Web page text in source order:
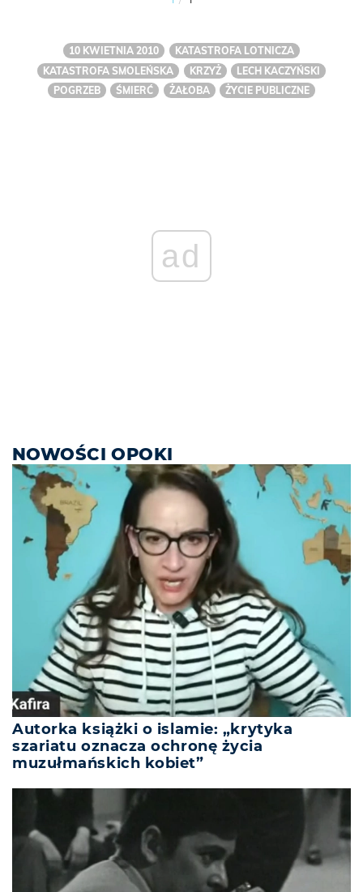
10 KWIETNIA 2010
KATASTROFA LOTNICZA
KATASTROFA SMOLEŃSKA
KRZYŻ
LECH KACZYŃSKI
POGRZEB
ŚMIERĆ ŻAŁOBA ŻYCIE PUBLICZNE
ad
NOWOŚCI OPOKI
Autorka książki o islamie: „krytyka
szariatu oznacza ochronę życia
muzułmańskich kobiet”